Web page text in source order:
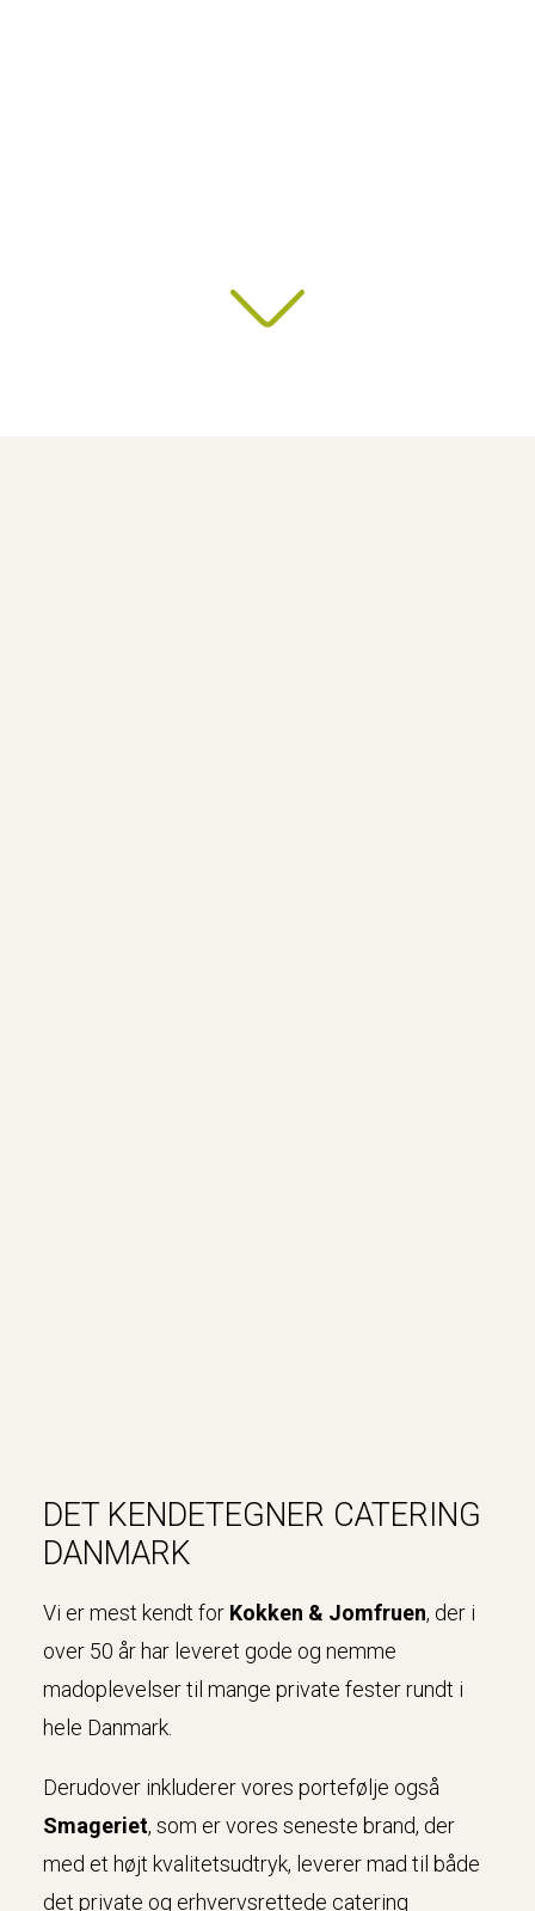
DET KENDETEGNER CATERING
DANMARK
Vi er mest kendt for Kokken & Jomfruen, der i
over 50 år har leveret gode og nemme
madoplevelser til mange private fester rundt i
hele Danmark.
Derudover inkluderer vores portefølje også
Smageriet, som er vores seneste brand, der
med et højt kvalitetsudtryk, leverer mad til både
det private og erhvervsrettede catering